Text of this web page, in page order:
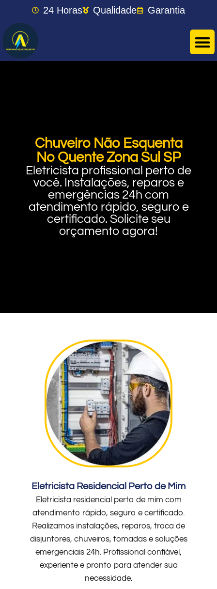
24 Horas Qualidade Garantia
Chuveiro Não Esquenta
No Quente Zona Sul SP
Eletricista profissional perto de
você. Instalações, reparos e
emergências 24h com
atendimento rápido, seguro e
certificado. Solicite seu
orçamento agora!
Eletricista Residencial Perto de Mim
Eletricista residencial perto de mim com
atendimento rápido, seguro e certificado.
Realizamos instalações, reparos, troca de
disjuntores, chuveiros, tomadas e soluções
emergenciais 24h. Profissional confiável,
experiente e pronto para atender sua
necessidade.